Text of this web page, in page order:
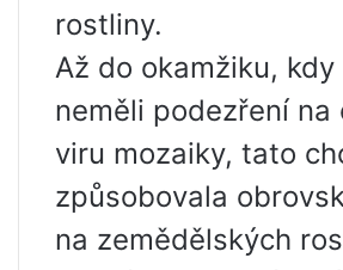
rostliny.
Až do okamžiku, kdy
neměli podezření na
viru mozaiky, tato
způsobovala
na zemědělských